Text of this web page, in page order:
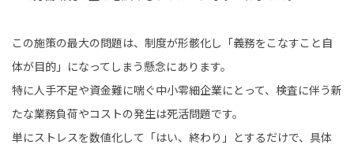
この施策の最大の問題は、制度が形骸化し「義務をこなすこと自
体が目的」になってしまう懸念にあります。
特に人手不足や資金難に喘ぐ中小零細企業にとって、検査に伴う新
たな業務負荷やコストの発生は死活問題です。
単にストレスを数値化して「はい、終わり」とするだけで、具体